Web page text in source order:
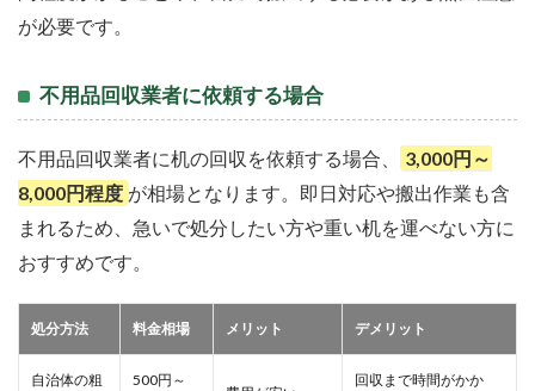
が必要です。
不用品回収業者に依頼する場合
不用品回収業者に机の回収を依頼する場合、
3,000円～
8,000円程度 が相場となります。即日対応や搬出作業も含
まれるため、急いで処分したい方や重い机を運べない方に
おすすめです。
処分方法 料金相場 メリット デメリット
自治体の粗
500円～
回収まで時間がかか